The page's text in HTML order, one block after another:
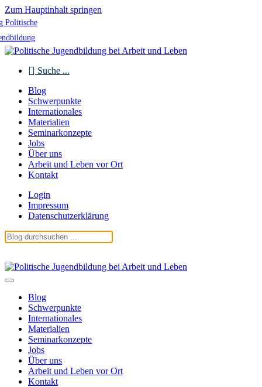
Zum Hauptinhalt springen
Politische
Suche ...
Blog
Schwerpunkte
Internationales
Materialien
Seminarkonzepte
Jobs
Über uns
Arbeit und Leben vor Ort
Kontakt
Login
Impressum
Datenschutzerklärung
Blog
Schwerpunkte
Internationales
Materialien
Seminarkonzepte
Jobs
Über uns
Arbeit und Leben vor Ort
Kontakt